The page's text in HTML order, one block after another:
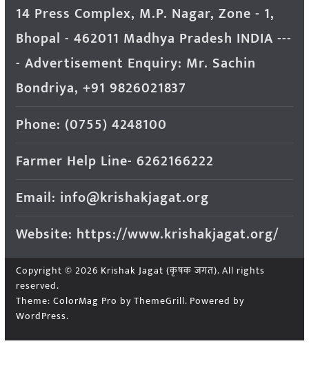
14 Press Complex, M.P. Nagar, Zone - 1,
Bhopal - 462011 Madhya Pradesh INDIA ---
- Advertisement Enquiry: Mr. Sachin
Bondriya, +91 9826021837
Phone: (0755) 4248100
Farmer Help Line- 6262166222
Email: info@krishakjagat.org
Website: https://www.krishakjagat.org/
Copyright © 2026 Krishak Jagat (कृषक जगत). All rights
reserved.
Theme: ColorMag Pro by ThemeGrill. Powered by
WordPress.